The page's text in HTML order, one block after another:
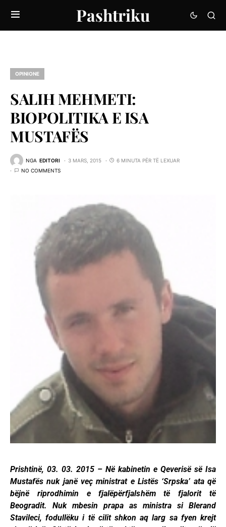
Pashtriku
OPINIONE
SALIH MEHMETI:
BIOPOLITIKA E ISA
MUSTAFËS
NGA EDITORI 3 MARS, 2015
6 MINUTA PËR TË LEXUAR
NO COMMENTS
Prishtinë, 03. 03. 2015 – Në kabinetin e Qeverisë së Isa
Mustafës nuk janë veç ministrat e Listës ‘Srpska’ ata që
bëjnë riprodhimin e fjalëpërfjalshëm të fjalorit të
Beogradit. Nuk mbesin prapa as ministra si Blerand
Stavileci, fodullëku i të cilit shkon aq larg sa fyen krejt